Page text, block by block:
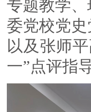
专题教学
委党校党
以及张师
一”点评指